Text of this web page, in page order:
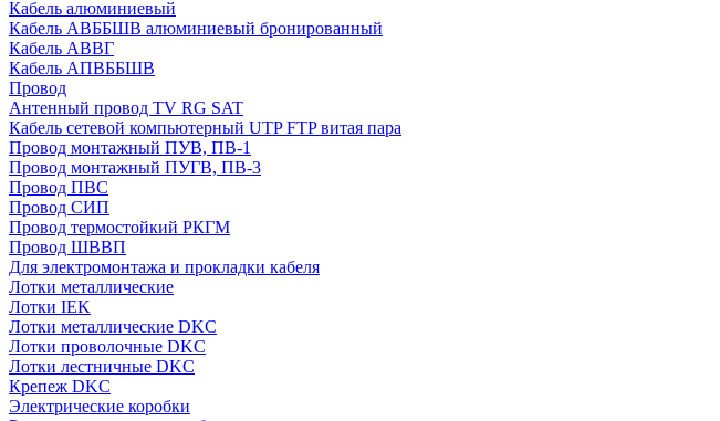
Кабель алюминиевый
Кабель АВББШВ алюминиевый бронированный
Кабель АВВГ
Кабель АПВББШВ
Провод
Антенный провод TV RG SAT
Кабель сетевой компьютерный UTP FTP витая пара
Провод монтажный ПУВ, ПВ-1
Провод монтажный ПУГВ, ПВ-3
Провод ПВС
Провод СИП
Провод термостойкий РКГМ
Провод ШВВП
Для электромонтажа и прокладки кабеля
Лотки металлические
Лотки IEK
Лотки металлические DKC
Лотки проволочные DKC
Лотки лестничные DKC
Крепеж DKC
Электрические коробки